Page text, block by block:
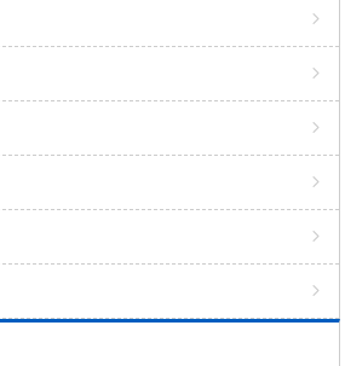
量
/细胞
/仪器
蛋白和酶